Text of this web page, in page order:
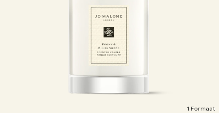
1 Formaat